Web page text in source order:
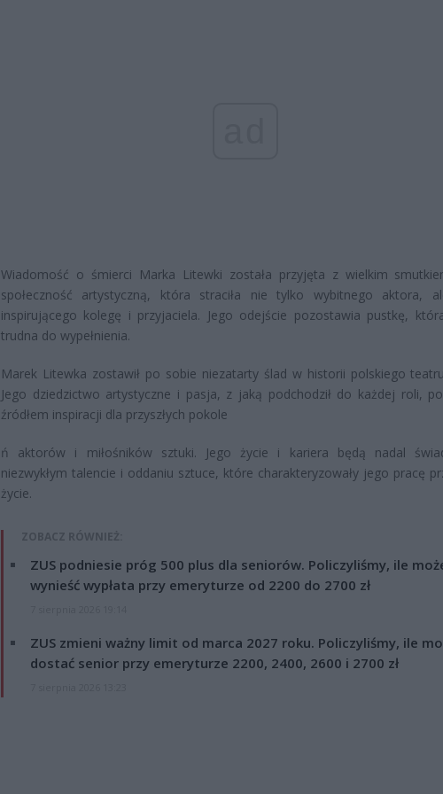
Wiadomość o śmierci Marka Litewki została przyjęta z wielkim
społeczność artystyczną, która straciła nie tylko wybitnego aktora,
inspirującego kolegę i przyjaciela. Jego odejście pozostawia pustkę,
trudna do wypełnienia.
Marek Litewka zostawił po sobie niezatarty ślad w historii polskiego
Jego dziedzictwo artystyczne i pasja, z jaką podchodził do każdej roli,
źródłem inspiracji dla przyszłych pokole
ń aktorów i miłośników sztuki. Jego życie i kariera będą nadal
niezwykłym talencie i oddaniu sztuce, które charakteryzowały jego pracę
życie.
ZOBACZ RÓWNIEŻ:
ZUS podniesie próg 500 plus dla seniorów. Policzyliśmy, ile
wynieść wypłata przy emeryturze od 2200 do 2700 zł
ZUS zmieni ważny limit od marca 2027 roku. Policzyliśmy, ile
dostać senior przy emeryturze 2200, 2400, 2600 i 2700 zł